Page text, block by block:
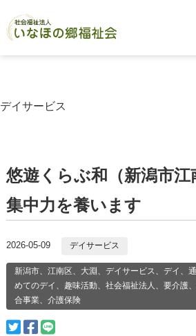
デイサービス
悠遊くらぶ和（新潟市
集中力を養います
2026-05-09 デイサービス
新潟市、江南区、大淵、デイサービス、デイ、
めてのデイ、趣味活動、社会福祉法人、要介護
合事業、介護保険